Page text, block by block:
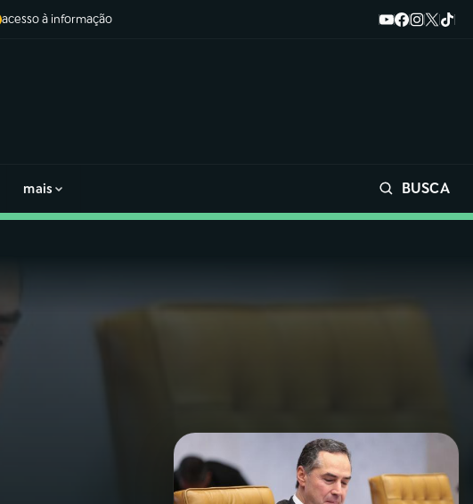
acesso à informação
mais BUSCA